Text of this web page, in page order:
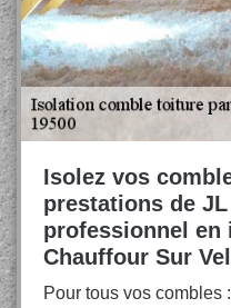
Isolez vos
prestations de
professionnel en
Chauffour Sur
Pour tous vos combles